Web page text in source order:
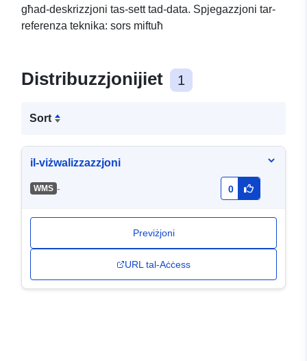
għad-deskrizzjoni tas-sett tad-data. Spjegazzjoni tar-
referenza teknika: sors miftuħ
Distribuzzjonijiet 1
Sort
il-viżwalizzazzjoni
WMS - 0
Previżjoni
URL tal-Aċċess